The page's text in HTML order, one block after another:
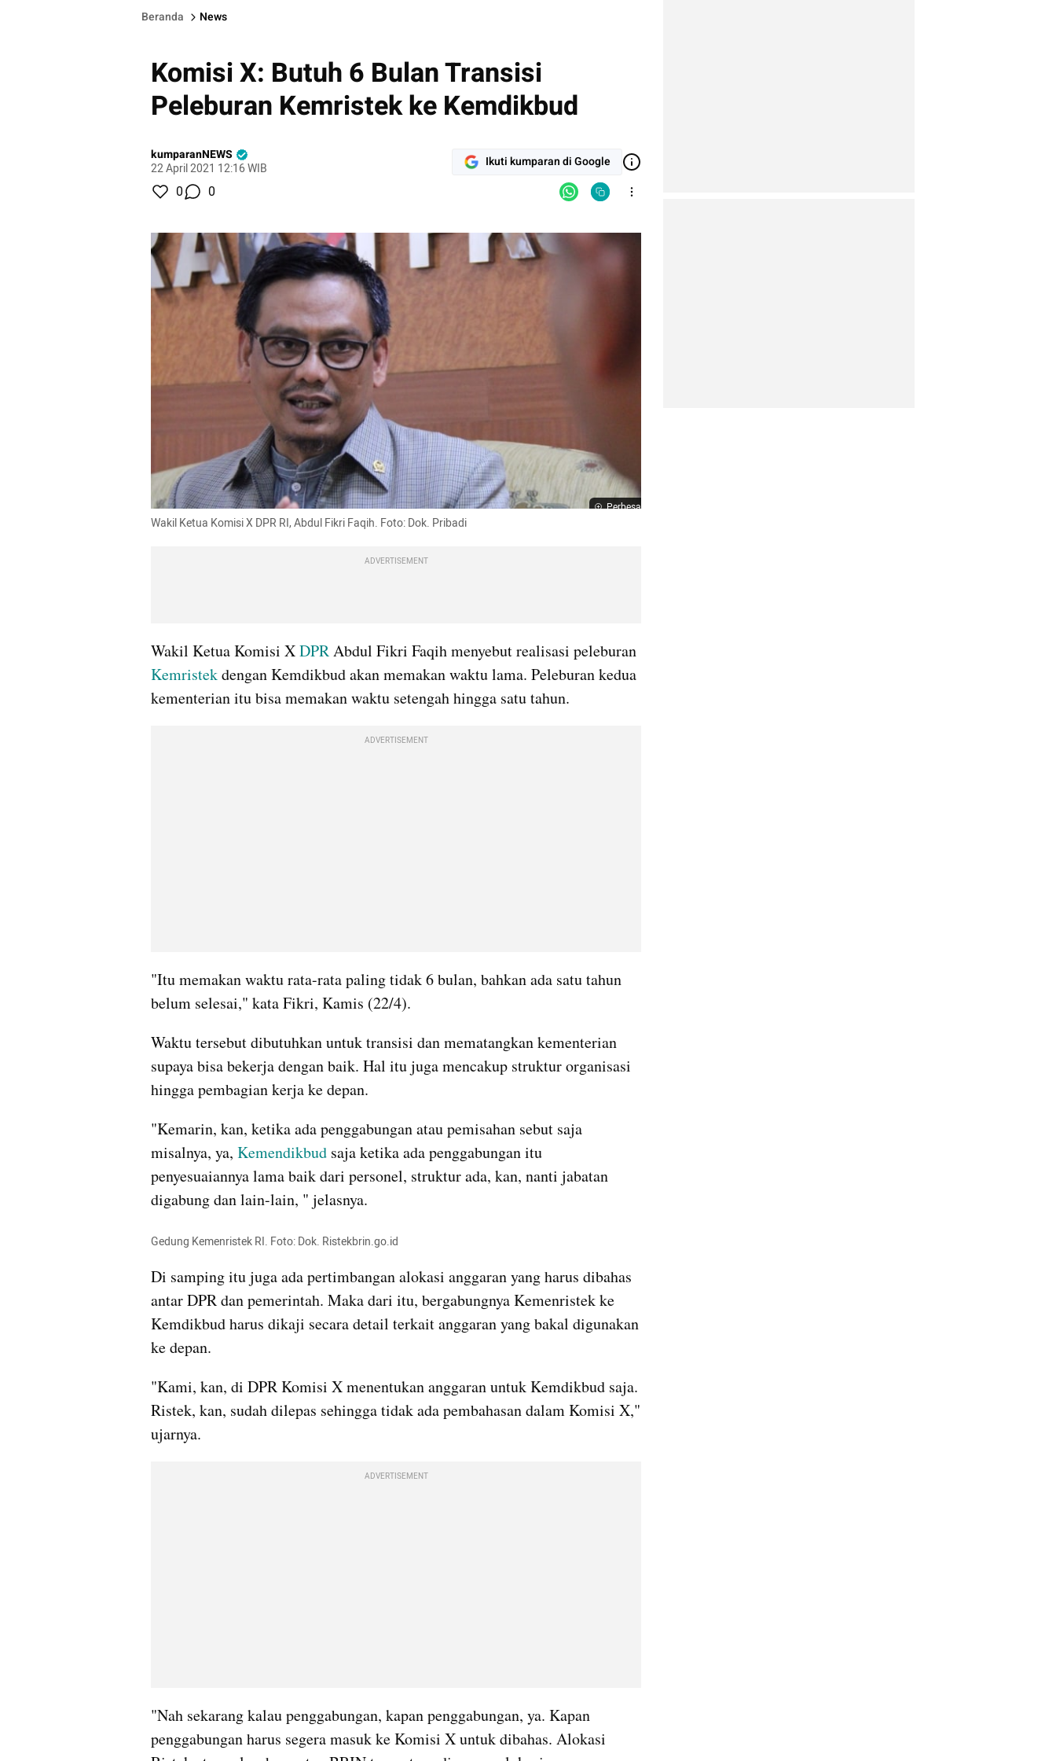
Beranda News
Komisi X: Butuh 6 Bulan Transisi
Peleburan Kemristek ke Kemdikbud
kumparanNEWS
22 April 2021 12:16 WIB
Ikuti kumparan di Google
0 0
Perbesar
Wakil Ketua Komisi X DPR RI, Abdul Fikri Faqih. Foto: Dok. Pribadi
ADVERTISEMENT
Wakil Ketua Komisi X DPR
Kemristek dengan Kemdikbud akan memakan waktu lama. Peleburan kedua
kementerian itu bisa memakan waktu setengah hingga satu tahun.
ADVERTISEMENT
"Itu memakan waktu rata-rata paling tidak 6 bulan, bahkan ada satu tahun
belum selesai," kata Fikri, Kamis (22/4).
Waktu tersebut dibutuhkan untuk transisi dan mematangkan kementerian
supaya bisa bekerja dengan baik. Hal itu juga mencakup struktur organisasi
hingga pembagian kerja ke depan.
"Kemarin, kan, ketika ada penggabungan atau pemisahan sebut saja
misalnya, ya, Kemendikbud saja ketika ada penggabungan itu
penyesuaiannya lama baik dari personel, struktur ada, kan, nanti jabatan
digabung dan lain-lain, " jelasnya.
Gedung Kemenristek RI. Foto: Dok. Ristekbrin.go.id
Di samping itu juga ada pertimbangan alokasi anggaran yang harus dibahas
antar DPR dan pemerintah. Maka dari itu, bergabungnya Kemenristek ke
Kemdikbud harus dikaji secara detail terkait anggaran yang bakal digunakan
ke depan.
"Kami, kan, di DPR Komisi X menentukan anggaran untuk Kemdikbud saja.
Ristek, kan, sudah dilepas sehingga tidak ada pembahasan dalam Komisi X,"
ujarnya.
ADVERTISEMENT
"Nah sekarang kalau penggabungan, kapan penggabungan, ya. Kapan
penggabungan harus segera masuk ke Komisi X untuk dibahas. Alokasi